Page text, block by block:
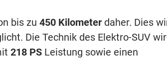
bis zu 450 Kilometer daher. Dies
Die Technik des Elektro-SUV
218 PS Leistung sowie einen